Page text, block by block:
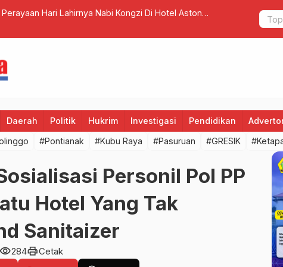
Immunity Berhadiah Di Kecamatan Dasuk Kabupaten
Daerah Politik Hukrim Investigasi Pendidikan
#Pontianak #Kubu Raya #Pasuruan #GRESIK
Personil Pol PP
Hotel Yang Tak
Sanitaizer
visibility284printCetak